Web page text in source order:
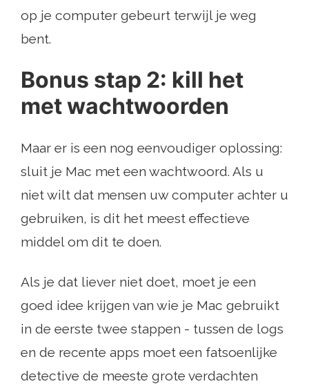
op je computer gebeurt terwijl je weg
bent.
Bonus stap 2: kill het
met wachtwoorden
Maar er is een nog eenvoudiger oplossing:
sluit je Mac met een wachtwoord. Als u
niet wilt dat mensen uw computer achter u
gebruiken, is dit het meest effectieve
middel om dit te doen.
Als je dat liever niet doet, moet je een
goed idee krijgen van wie je Mac gebruikt
in de eerste twee stappen - tussen de logs
en de recente apps moet een fatsoenlijke
detective de meeste grote verdachten